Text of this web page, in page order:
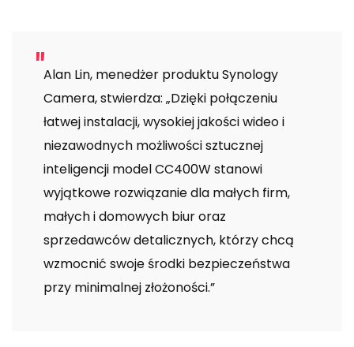
Alan Lin, menedżer produktu Synology
Camera, stwierdza: „Dzięki połączeniu
łatwej instalacji, wysokiej jakości wideo i
niezawodnych możliwości sztucznej
inteligencji model CC400W stanowi
wyjątkowe rozwiązanie dla małych firm,
małych i domowych biur oraz
sprzedawców detalicznych, którzy chcą
wzmocnić swoje środki bezpieczeństwa
przy minimalnej złożoności.”